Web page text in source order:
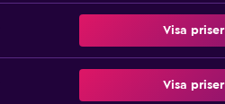
Visa priser
Visa priser